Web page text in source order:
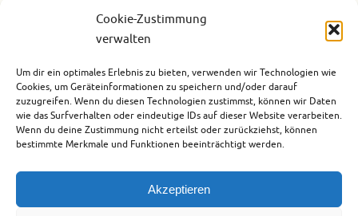
Cookie-Zustimmung
verwalten
Um dir ein optimales Erlebnis zu bieten, verwenden wir Technologien wie
Cookies, um Geräteinformationen zu speichern und/oder darauf
zuzugreifen. Wenn du diesen Technologien zustimmst, können wir Daten
wie das Surfverhalten oder eindeutige IDs auf dieser Website verarbeiten.
Wenn du deine Zustimmung nicht erteilst oder zurückziehst, können
bestimmte Merkmale und Funktionen beeinträchtigt werden.
Akzeptieren
Club Soma Bay zur Marina.
Hier wartete schon die Crew auf unsere Ankunft. Die Ausrüstung wird an
Ausrüstung zusammen zu bauen. Nachdem alle fertig sind legt das…
Weiterlesen
August 5, 2022 Afrika , Ägypten,Soma Bay, Tauchen 1